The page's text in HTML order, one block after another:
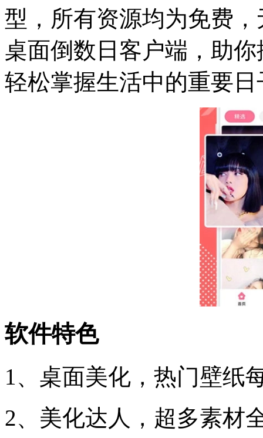
型，所有资源均为免费
桌面倒数日客户端，助
轻松掌握生活中的重要日
软件特色
1、桌面美化，热门壁纸
2、美化达人，超多素材